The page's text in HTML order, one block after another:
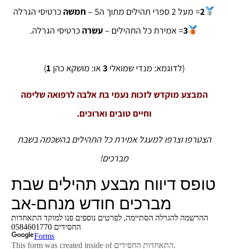
2= מעל 2 ספרי תהילים מתוך ה5 – חמשהכרטיסי הגרלה
3= אמירת ‏כל התהילים –עשרהכרטיסי הגרלה.
(לדוגמא: מנדי שמואלי3או: מושקא כהן 1
)
המבצע מוקדש לזכות נעמי בת אלבה לרפואה שלימה
וחיים טובים וארוכים.
הצטרפו וצרפו למעגל אמירת כל התהילים בהשכמה בשבת
מברכים!